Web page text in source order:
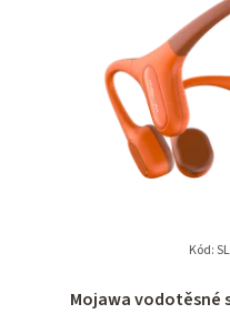
Mojawa vodotěsné
Kód: